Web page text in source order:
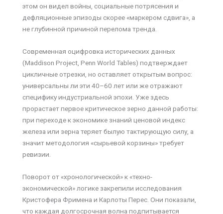
этом он видел войны, социальные потрясения и
дефляционные эпизоды скорее «маркером сдвига», а
не глубинной причиной перелома тренда.
Современная оцифровка исторических данных
(Maddison Project, Penn World Tables) подтверждает
цикличные отрезки, но оставляет открытым вопрос:
универсальны ли эти 40–60 лет или же отражают
специфику индустриальной эпохи. Уже здесь
прорастает первое критическое зерно данной работы:
при переходе к экономике знаний ценовой индекс
железа или зерна теряет былую тактирующую силу, а
значит методология «сырьевой корзины» требует
ревизии.
Поворот от «хронологической» к «техно-
экономической» логике закрепили исследования
Кристофера Фримена и Карлоты Перес. Они показали,
что каждая долгосрочная волна подпитывается